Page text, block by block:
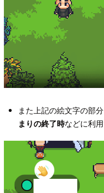
また上記の絵文字の部
まりの終了時などに利用